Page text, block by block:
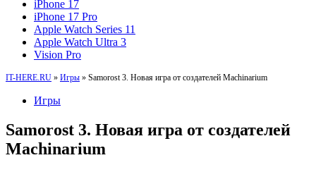
iPhone 17
iPhone 17 Pro
Apple Watch Series 11
Apple Watch Ultra 3
Vision Pro
IT-HERE.RU » Игры » Samorost 3. Новая игра от создателей Machinarium
Игры
Samorost 3. Новая игра от создателей
Machinarium